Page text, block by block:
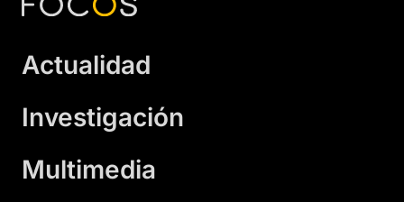
Actualidad
Investigación
Multimedia